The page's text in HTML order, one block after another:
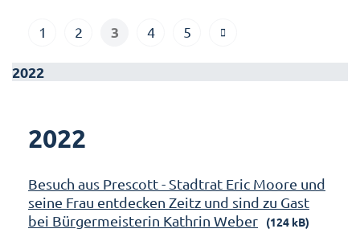
1 2 3 4 5
2022
2022
Besuch aus Prescott - Stadtrat Eric Moore und
seine Frau entdecken Zeitz und sind zu Gast
bei Bürgermeisterin Kathrin Weber
(124 kB)